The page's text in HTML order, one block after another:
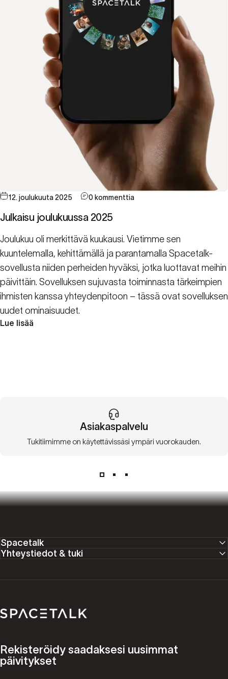
12. joulukuuta 2025 0 kommenttia
Julkaisu joulukuussa 2025
Joulukuu oli merkittävä kuukausi. Vietimme sen
kuuntelemalla, kehittämällä ja parantamalla Spacetalk-
sovellusta niiden perheiden hyväksi, jotka luottavat meihin
päivittäin. Sovelluksen sujuvasta toiminnasta tärkeimpien
ihmisten kanssa yhteydenpitoon – tässä ovat sovelluksen
uudet ominaisuudet.
Lue lisää
Asiakaspalvelu
Tukitiimimme on käytettävissäsi ympäri vuorokauden.
Spacetalk
Yhteystiedot & tuki
Spacetalk
Rekisteröidy saadaksesi uusimmat
päivitykset